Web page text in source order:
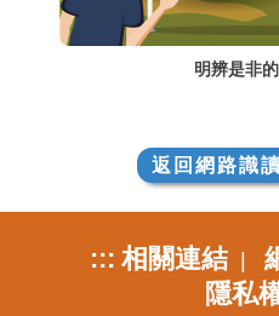
明辨是非
返回網路識
::: 相關連結|
隱私